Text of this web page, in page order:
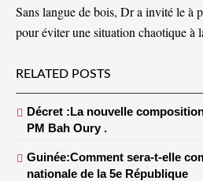
Sans langue de bois, Dr a invité le à
pour éviter une situation chaotique à
RELATED POSTS
Décret :La nouvelle
PM Bah Oury .
Guinée:Comment sera-t-elle
nationale de la 5e République